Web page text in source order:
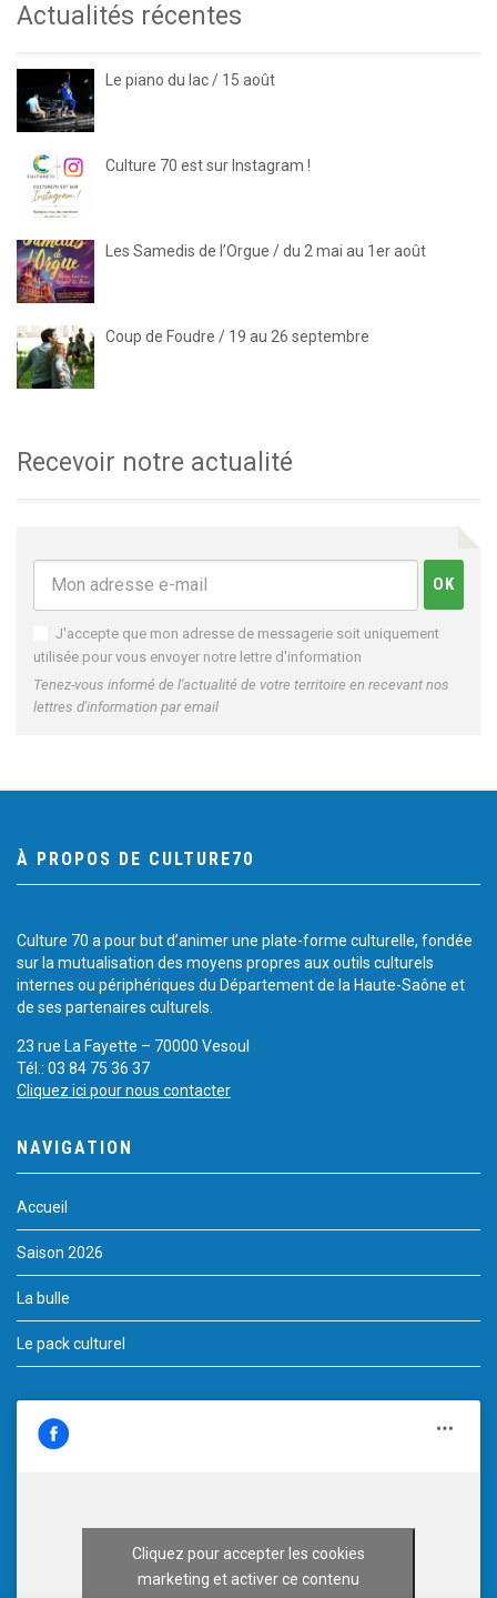
Actualités récentes
Le piano du lac / 15 août
Culture 70 est sur Instagram !
Les Samedis de l’Orgue / du 2 mai au 1er août
Coup de Foudre / 19 au 26 septembre
Recevoir notre actualité
J'accepte que mon adresse de messagerie soit uniquement
utilisée pour vous envoyer notre lettre d'information
Tenez-vous informé de l'actualité de votre territoire en recevant nos
lettres d'information par email
À PROPOS DE CULTURE70
Culture 70 a pour but d’animer une plate-forme culturelle, fondée
sur la mutualisation des moyens propres aux outils culturels
internes ou périphériques du Département de la Haute-Saône et
de ses partenaires culturels.
23 rue La Fayette – 70000 Vesoul
Tél.: 03 84 75 36 37
Cliquez ici pour nous contacter
NAVIGATION
Accueil
Saison 2026
La bulle
Le pack culturel
Cliquez pour accepter les cookies
marketing et activer ce contenu